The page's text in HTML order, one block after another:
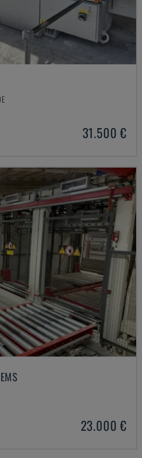
31.500 €
23.000 €